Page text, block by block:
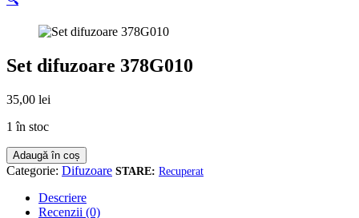
Set difuzoare 378G010
35,00 lei
1 în stoc
Cantitate
Set
difuzoare
378G010
Adaugă în coș
Categorie: Difuzoare Recuperat
Descriere
Recenzii (0)